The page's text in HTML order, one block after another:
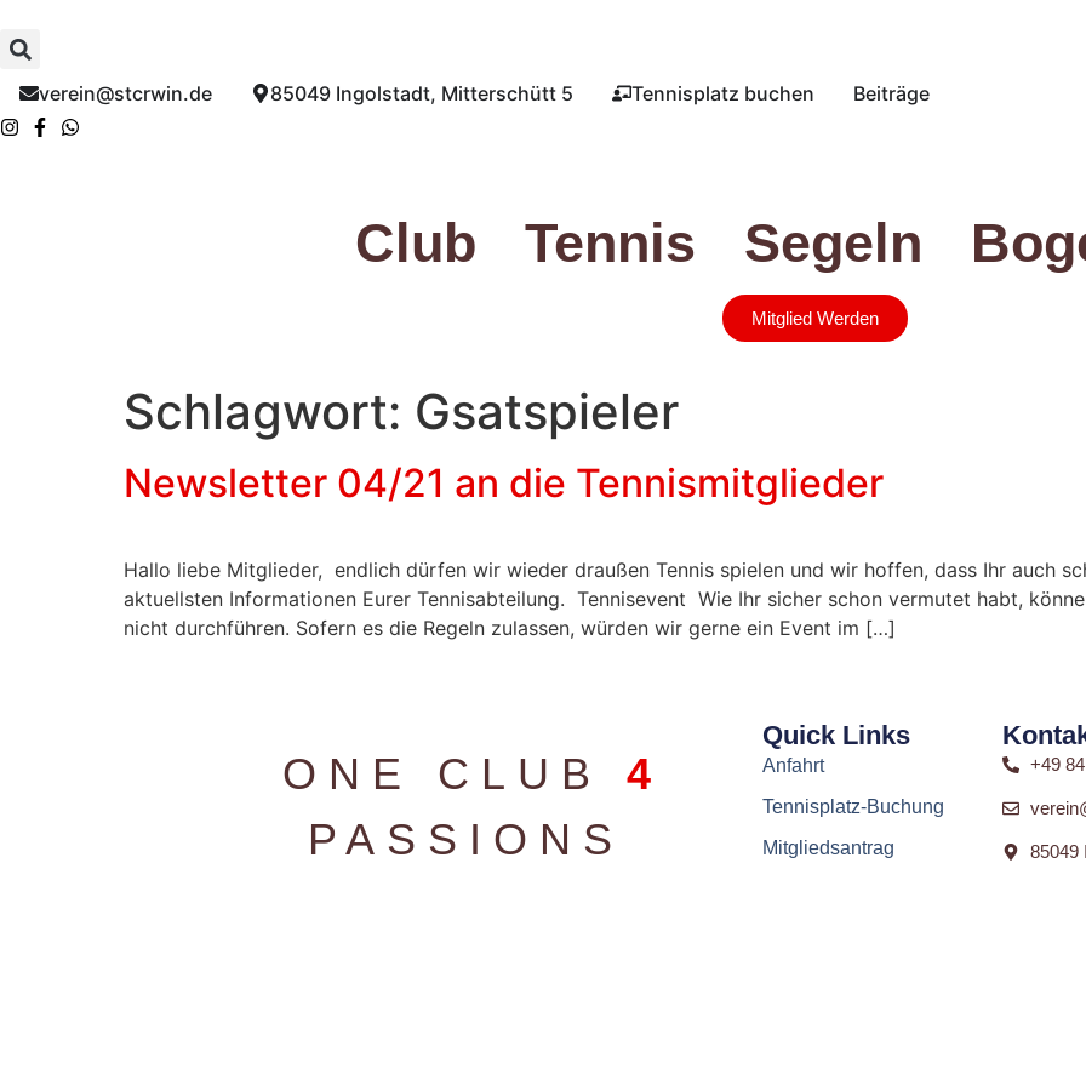
verein@stcrwin.de​ 85049 Ingolstadt, Mitterschütt 5​ Tennisplatz buchen​ Beiträge
Club Tennis Segeln
Mitglied Werden
Schlagwort: Gsatspieler
Newsletter 04/21 an die Tennismitglieder
Hallo liebe Mitglieder, endlich dürfen wir wieder draußen Tennis spielen und wir hoffen, dass Ihr auch
aktuellsten Informationen Eurer Tennisabteilung. Tennisevent Wie Ihr sicher schon vermutet habt,
nicht durchführen. Sofern es die Regeln zulassen, würden wir gerne ein Event im […]
ONE CLUB
4
PASSIONS
Quick Links
Anfahrt
Tennisplatz-Buchung
Mitgliedsantrag
+49
85049